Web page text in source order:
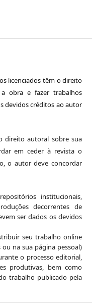
licenciados têm o direito
obra e fazer trabalhos
devidos créditos ao autor
direito autoral sobre sua
em ceder à revista o
o autor deve concordar
institucionais,
decorrentes de
ser dados os devidos
seu trabalho online
na sua página pessoal)
o processo editorial,
produtivas, bem como
trabalho publicado pela